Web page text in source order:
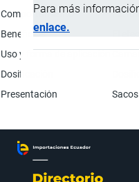
Para más
enlace.
Comportamiento
Beneficios
Uso y forma de aplicación
Dosificación
Presentación